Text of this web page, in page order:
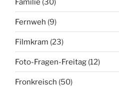
Familie (30)
Fernweh (9)
Filmkram (23)
Foto-Fragen-Freitag (12)
Fronkreisch (50)